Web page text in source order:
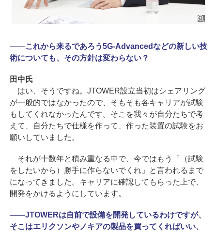
――これから来るであろう5G-Advancedなどの新しい技
術についても、その方針は変わらない？
田中氏
はい、そうですね。JTOWER設立当初はシェアリング
が一般的ではなかったので、そもそも各キャリアが試験
もしてくれなかったんです。そこを我々が自分たちで考
えて、自分たちで仕様を作って、作った装置の試験をお
願いしていました。
それが十数年と積み重なる中で、今ではもう「（試験
をしたいから）勝手に作らないでくれ」と言われるまで
になってきました。キャリアに確認してもらった上で、
開発をかけるようにしています。
――JTOWERは自前で設備を開発しているわけですが、
そこはエリクソンやノキアの製品を買ってくればいい、